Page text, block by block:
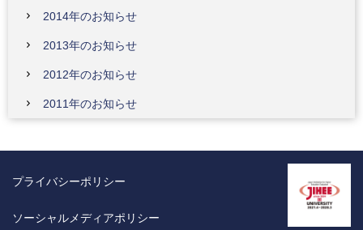
2014年のお知らせ
2013年のお知らせ
2012年のお知らせ
2011年のお知らせ
プライバシーポリシー
ソーシャルメディアポリシー